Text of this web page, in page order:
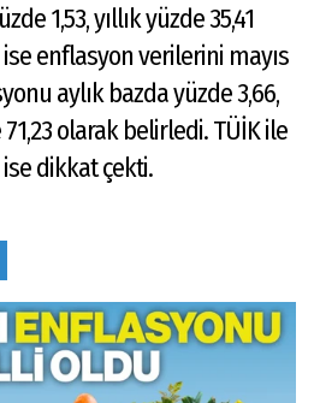
1,53, yıllık yüzde 35,41
ise enflasyon verilerini mayıs
aylık bazda yüzde 3,66,
olarak belirledi. TÜİK ile
ise dikkat çekti.